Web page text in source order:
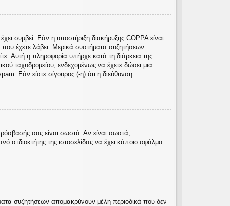
συμβεί. Εάν η υποστήριξη διακήρυξης COPPA είναι
που έχετε λάβει. Μερικά συστήματα συζητήσεων
Αυτή η πληροφορία υπήρχε κατά τη διάρκεια της
ταχυδρομείου, ενδεχομένως να έχετε δώσει μια
Εάν είστε σίγουρος (-η) ότι η διεύθυνση
σας είναι σωστά. Αν είναι σωστά,
ο ιδιοκτήτης της ιστοσελίδας να έχει κάποιο σφάλμα
συζητήσεων απομακρύνουν μέλη περιοδικά που δεν